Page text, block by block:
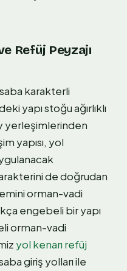
Refüj Peyzajı
karakterli
yapı stoğu ağırlıklı
yerleşimlerinden
yapısı, yol
de doğrudan
orman-vadi
engebeli bir yapı
orman-vadi
yol kenarı refüj
giriş yolları ile